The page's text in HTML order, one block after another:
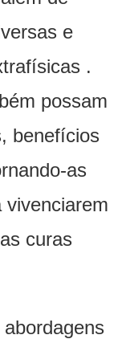
e
.
possam
benefícios
as
vivenciarem
curas